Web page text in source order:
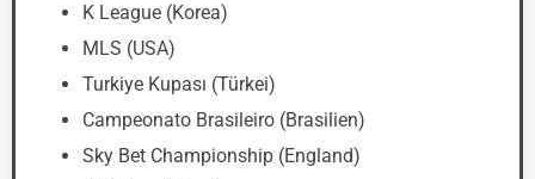
K League (Korea)
MLS (USA)
Turkiye Kupası (Türkei)
Campeonato Brasileiro (Brasilien)
Sky Bet Championship (England)